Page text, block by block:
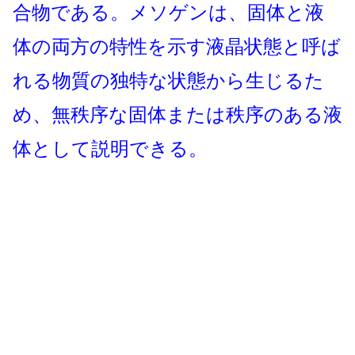
合物である。メソゲンは、固体と液
体の両方の特性を示す液晶状態と呼ば
れる物質の独特な状態から生じるた
め、無秩序な固体または秩序のある液
体として説明できる。